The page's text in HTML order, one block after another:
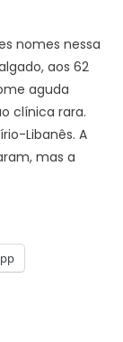
nomes nessa
aos 62
aguda
clínica rara.
Libanês. A
mas a